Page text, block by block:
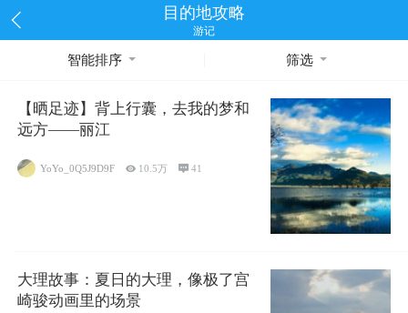
目的地攻略
游记
智能排序 筛选
【晒足迹】背上行囊，去我的梦和
远方——丽江
YoYo_0Q5J9D9F  10.5万 41
大理故事：夏日的大理，像极了宫
崎骏动画里的场景